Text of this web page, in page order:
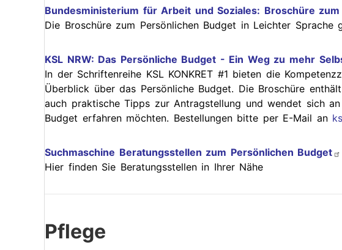
dem
Regierungsbezirk
stärken
Besonderes
Merkmal:
Frau?!
bestimmen
Bundesministerium für Arbeit und Soziales: Broschüre
Die Broschüre zum Persönlichen Budget in Leichter Sprache
KSL NRW: Das Persönliche Budget - Ein Weg zu mehr
In der Schriftenreihe KSL KONKRET #1 bieten die
Überblick über das Persönliche Budget. Die Broschüre
auch praktische Tipps zur Antragstellung und wendet sich
Budget erfahren möchten. Bestellungen bitte per E-Mail an
Suchmaschine Beratungsstellen zum Persönlichen Budget
Hier finden Sie Beratungsstellen in Ihrer Nähe
Pflege